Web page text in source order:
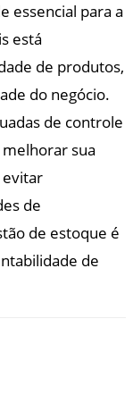
essencial para a
está
de produtos,
do negócio.
de controle
sua
evitar
de
de estoque é
de